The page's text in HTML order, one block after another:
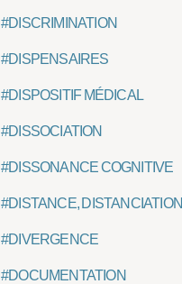
#DISCRIMINATION
#DISPENSAIRES
#DISPOSITIF MÉDICAL
#DISSOCIATION
#DISSONANCE COGNITIVE
#DISTANCE, DISTANCIATION
#DIVERGENCE
#DOCUMENTATION